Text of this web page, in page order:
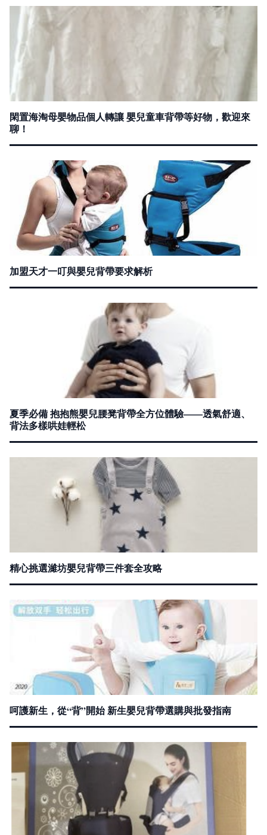
閑置海淘母嬰物品個人轉讓 嬰兒童車背帶等好物，歡迎來
聊！
加盟天才一叮與嬰兒背帶要求解析
夏季必備 抱抱熊嬰兒腰凳背帶全方位體驗——透氣舒適、
背法多樣哄娃輕松
精心挑選濰坊嬰兒背帶三件套全攻略
呵護新生，從“背”開始 新生嬰兒背帶選購與批發指南